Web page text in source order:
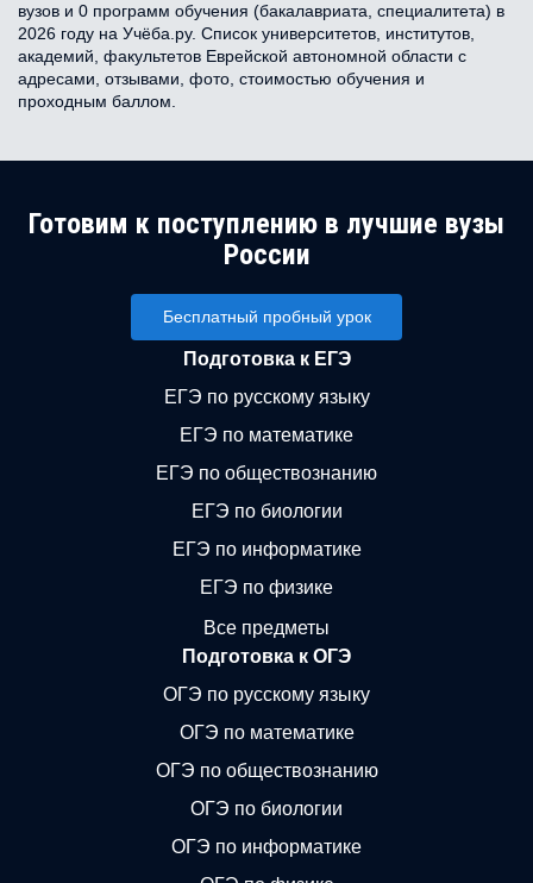
вузов и 0 программ обучения (бакалавриата, специалитета) в
2026 году на Учёба.ру. Список университетов, институтов,
академий, факультетов Еврейской автономной области с
адресами, отзывами, фото, стоимостью обучения и
проходным баллом.
Готовим к поступлению в лучшие вузы
России
Бесплатный пробный урок
Подготовка к ЕГЭ
ЕГЭ по русскому языку
ЕГЭ по математике
ЕГЭ по обществознанию
ЕГЭ по биологии
ЕГЭ по информатике
ЕГЭ по физике
Все предметы
Подготовка к ОГЭ
ОГЭ по русскому языку
ОГЭ по математике
ОГЭ по обществознанию
ОГЭ по биологии
ОГЭ по информатике